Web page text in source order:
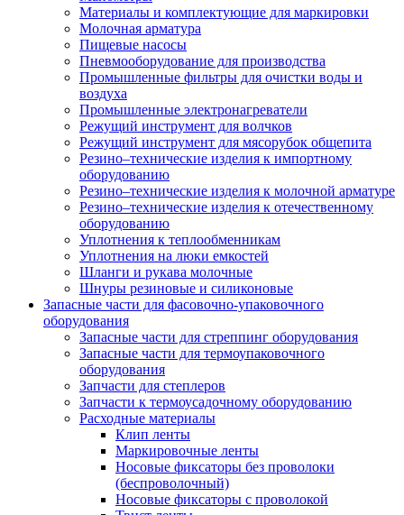
Материалы и комплектующие для маркировки
Молочная арматура
Пищевые насосы
Пневмооборудование для производства
Промышленные фильтры для очистки воды и
воздуха
Промышленные электронагреватели
Режущий инструмент для волчков
Режущий инструмент для мясорубок общепита
Резино–технические изделия к импортному
оборудованию
Резино–технические изделия к молочной арматуре
Резино–технические изделия к отечественному
оборудованию
Уплотнения к теплообменникам
Уплотнения на люки емкостей
Шланги и рукава молочные
Шнуры резиновые и силиконовые
Запасные части для фасовочно-упаковочного
оборудования
Запасные части для стреппинг оборудования
Запасные части для термоупаковочного
оборудования
Запчасти для степлеров
Запчасти к термоусадочному оборудованию
Расходные материалы
Клип ленты
Маркировочные ленты
Носовые фиксаторы без проволоки
(беспроволочный)
Носовые фиксаторы с проволокой